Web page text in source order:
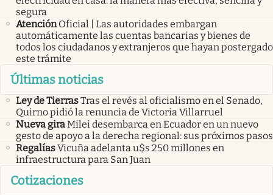
segura
Atención Oficial | Las autoridades embargan
automáticamente las cuentas bancarias y bienes de
todos los ciudadanos y extranjeros que hayan postergado
este trámite
Últimas noticias
Ley de TierrasTras el revés al oficialismo en el Senado,
Quirno pidió la renuncia de Victoria Villarruel
Nueva giraMilei desembarca en Ecuador en un nuevo
gesto de apoyo a la derecha regional: sus próximos pasos
RegalíasVicuña adelanta u$s 250 millones en
infraestructura para San Juan
Cotizaciones